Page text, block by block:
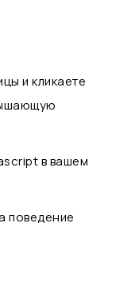
и кликаете
в вашем
поведение